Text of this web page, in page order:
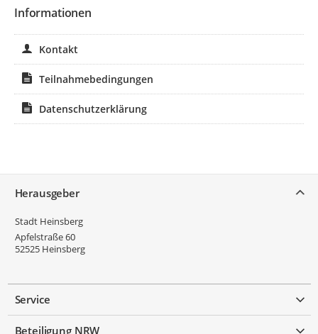
Informationen
Kontakt
Teilnahmebedingungen
Datenschutzerklärung
Herausgeber
Stadt Heinsberg
Apfelstraße 60
52525 Heinsberg
Service
Beteiligung NRW